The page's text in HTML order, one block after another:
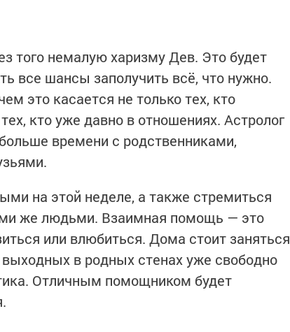
того немалую харизму Дев. Это будет
все шансы заполучить всё, что нужно.
это касается не только тех, кто
кто уже давно в отношениях. Астролог
времени с родственниками,
на этой неделе, а также стремиться
же людьми. Взаимная помощь — это
или влюбиться. Дома стоит заняться
в родных стенах уже свободно
Отличным помощником будет